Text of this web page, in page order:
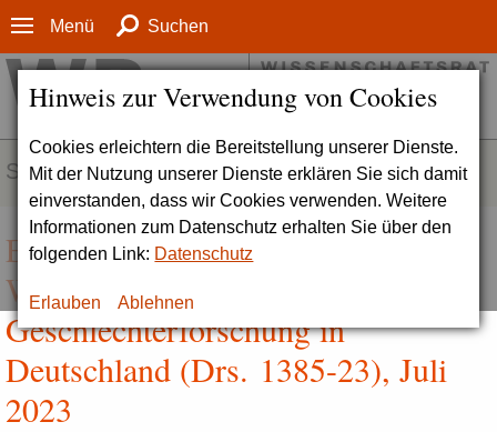
Hinweis zur Verwendung von Cookies
Cookies erleichtern die Bereitstellung unserer Dienste.
Mit der Nutzung unserer Dienste erklären Sie sich damit
einverstanden, dass wir Cookies verwenden. Weitere
Informationen zum Datenschutz erhalten Sie über den
folgenden Link: Datenschutz
Erlauben Ablehnen
Menü Suchen
SERVICE
Empfehlungen zur
Weiterentwicklung der
Geschlechterforschung in
Deutschland (Drs. 1385-23), Juli
2023